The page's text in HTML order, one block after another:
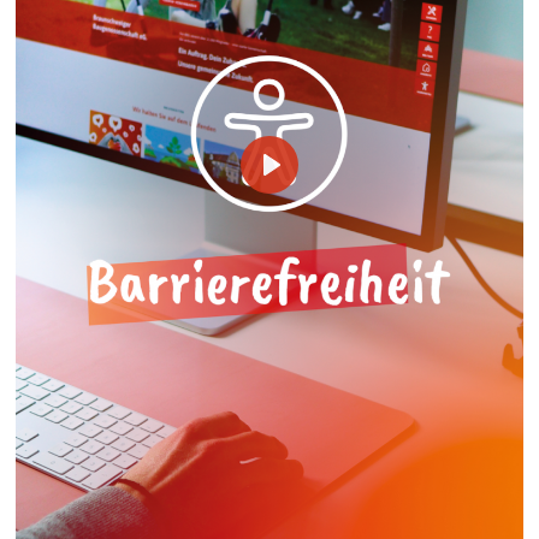
Protection des données
Informations sur le traitement des données.
Play